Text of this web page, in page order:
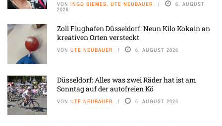
VON INGO SIEMES, UTE NEUBAUER 6. AUGUST
2026
Zoll Flughafen Düsseldorf: Neun Kilo Kokain an
kreativen Orten versteckt
VON UTE NEUBAUER 6. AUGUST 2026
Düsseldorf: Alles was zwei Räder hat ist am
Sonntag auf der autofreien Kö
VON UTE NEUBAUER 6. AUGUST 2026